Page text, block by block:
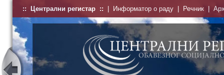
:: Централни регистар :: Информатор о раду Речник